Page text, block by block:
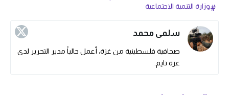
وزارة التنمية الاجتماعية
سلمى محمد
صحافية فلسطينية من غزة، أعمل حالياً مدير التحرير لدى
غزة تايم.